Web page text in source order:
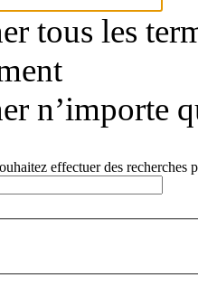
tous les
n’importe
effectuer des recherches